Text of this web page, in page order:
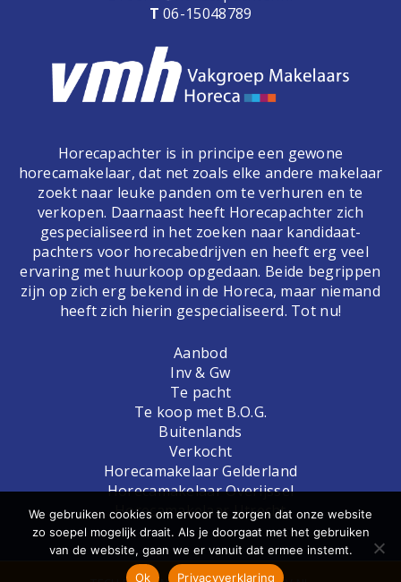
T 06-15048789
Horecapachter is in principe een gewone
horecamakelaar, dat net zoals elke andere makelaar
zoekt naar leuke panden om te verhuren en te
verkopen. Daarnaast heeft Horecapachter zich
gespecialiseerd in het zoeken naar kandidaat-
pachters voor horecabedrijven en heeft erg veel
ervaring met huurkoop opgedaan. Beide begrippen
zijn op zich erg bekend in de Horeca, maar niemand
heeft zich hierin gespecialiseerd. Tot nu!
Aanbod
Inv & Gw
Te pacht
Te koop met B.O.G.
Buitenlands
Verkocht
Horecamakelaar Gelderland
Horecamakelaar Overijssel
Horecamakelaar Utrecht
We gebruiken cookies om ervoor te zorgen dat onze website
zo soepel mogelijk draait. Als je doorgaat met het gebruiken
van de website, gaan we er vanuit dat ermee instemt.
Ok
Privacyverklaring